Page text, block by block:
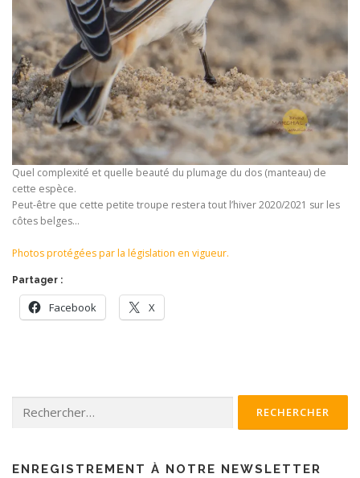
Quel complexité et quelle beauté du plumage du dos (manteau) de
cette espèce.
Peut-être que cette petite troupe restera tout l’hiver 2020/2021 sur les
côtes belges…
Photos protégées par la législation en vigueur.
Partager :
Facebook X
ENREGISTREMENT À NOTRE NEWSLETTER